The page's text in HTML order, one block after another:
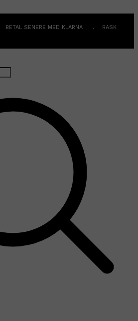
BETAL SENERE MED KLARNA . RASK